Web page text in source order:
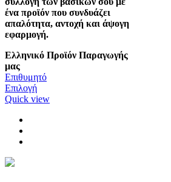
ένα προϊόν που συνδυάζει
απαλότητα, αντοχή και άψογη
εφαρμογή.
Ελληνικό Προϊόν Παραγωγής
μας
Επιθυμητό
ΕπιλογήΑυτό
το
Quick view